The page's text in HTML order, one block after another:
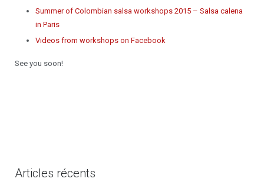
Summer of Colombian salsa workshops 2015 – Salsa calena
in Paris
Videos from workshops on Facebook
See you soon!
Articles récents